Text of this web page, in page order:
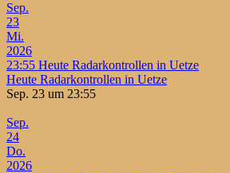
Sep.
23
Mi.
2026
23:55 Heute Radarkontrollen in Uetze
Heute Radarkontrollen in Uetze
Sep. 23 um 23:55
Sep.
24
Do.
2026